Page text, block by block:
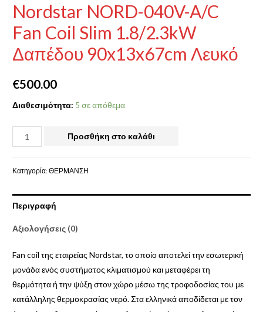
Nordstar NORD-040V-A/C
Fan Coil Slim 1.8/2.3kW
Δαπέδου 90x13x67cm Λευκό
€500.00
Διαθεσιμότητα: 5 σε απόθεμα
Προσθήκη στο καλάθι
Κατηγορία:ΘΕΡΜΑΝΣΗ
Περιγραφή
Αξιολογήσεις (0)
Fan coil της εταιρείας Nordstar, το οποίο αποτελεί την εσωτερική
μονάδα ενός συστήματος κλιματισμού και μεταφέρει τη
θερμότητα ή την ψύξη στον χώρο μέσω της τροφοδοσίας του με
κατάλληλης θερμοκρασίας νερό. Στα ελληνικά αποδίδεται με τον